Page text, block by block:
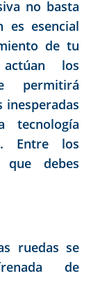
no basta
es esencial
de tu
los
permitirá
inesperadas
Entre los
que debes
ruedas se
de